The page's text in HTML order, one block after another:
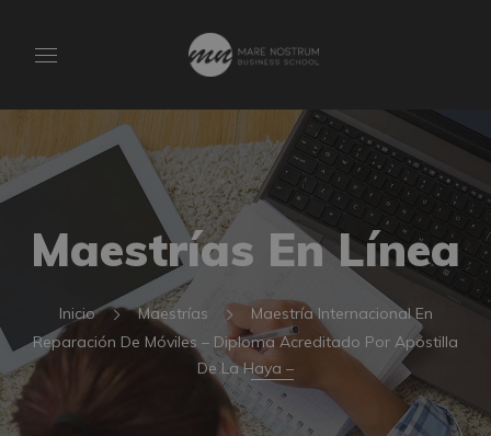
Maestrías En Línea
Inicio Maestrías
Maestría Internacional En
Reparación De Móviles – Diploma Acreditado Por Apostilla
De La Haya –